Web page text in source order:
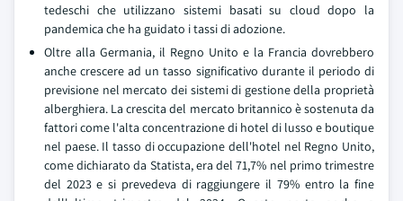
tedeschi che utilizzano sistemi basati su cloud dopo la
pandemica che ha guidato i tassi di adozione.
Oltre alla Germania, il Regno Unito e la Francia dovrebbero
anche crescere ad un tasso significativo durante il periodo di
previsione nel mercato dei sistemi di gestione della proprietà
alberghiera. La crescita del mercato britannico è sostenuta da
fattori come l'alta concentrazione di hotel di lusso e boutique
nel paese. Il tasso di occupazione dell'hotel nel Regno Unito,
come dichiarato da Statista, era del 71,7% nel primo trimestre
del 2023 e si prevedeva di raggiungere il 79% entro la fine